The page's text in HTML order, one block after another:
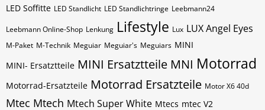
LED Soffitte LED Standlicht LED Standlichtringe Leebmann24
Leebmann Online-Shop Lenkung Lifestyle Lux LUX Angel Eyes
M-Paket M-Technik Meguiar Meguiar's Meguiars MINI
MINI- Ersatztteile MINI Ersatztteile MNI Motorrad
Motorrad-Ersatzteile Motorrad Ersatzteile Motor X6 40d
Mtec Mtech Mtech Super White Mtecs mtec V2